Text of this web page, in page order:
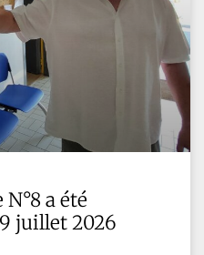
a été
juillet 2026